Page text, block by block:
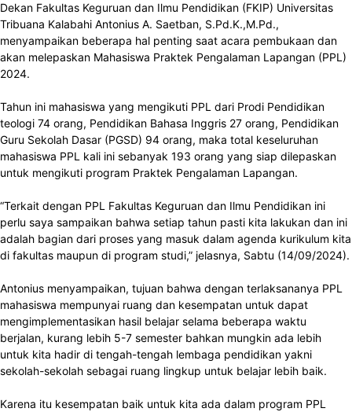
Dekan Fakultas Keguruan dan Ilmu Pendidikan (FKIP) Universitas
Tribuana Kalabahi Antonius A. Saetban, S.Pd.K.,M.Pd.,
menyampaikan beberapa hal penting saat acara pembukaan dan
akan melepaskan Mahasiswa Praktek Pengalaman Lapangan (PPL)
2024.
Tahun ini mahasiswa yang mengikuti PPL dari Prodi Pendidikan
teologi 74 orang, Pendidikan Bahasa Inggris 27 orang, Pendidikan
Guru Sekolah Dasar (PGSD) 94 orang, maka total keseluruhan
mahasiswa PPL kali ini sebanyak 193 orang yang siap dilepaskan
untuk mengikuti program Praktek Pengalaman Lapangan.
“Terkait dengan PPL Fakultas Keguruan dan Ilmu Pendidikan ini
perlu saya sampaikan bahwa setiap tahun pasti kita lakukan dan ini
adalah bagian dari proses yang masuk dalam agenda kurikulum kita
di fakultas maupun di program studi,” jelasnya, Sabtu (14/09/2024).
Antonius menyampaikan, tujuan bahwa dengan terlaksananya PPL
mahasiswa mempunyai ruang dan kesempatan untuk dapat
mengimplementasikan hasil belajar selama beberapa waktu
berjalan, kurang lebih 5-7 semester bahkan mungkin ada lebih
untuk kita hadir di tengah-tengah lembaga pendidikan yakni
sekolah-sekolah sebagai ruang lingkup untuk belajar lebih baik.
Karena itu kesempatan baik untuk kita ada dalam program PPL